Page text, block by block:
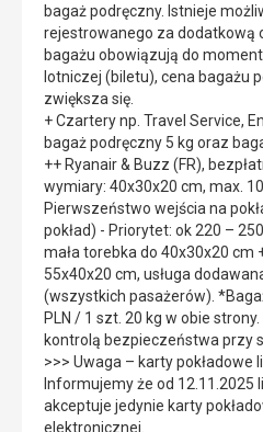
bagaż podręczny. Istnieje
rejestrowanego za dodatkową
bagażu obowiązują do
lotniczej (biletu), cena bagażu
zwiększa się.
+ Czartery np. Travel Service,
bagaż podręczny 5 kg oraz
++ Ryanair & Buzz (FR),
wymiary: 40x30x20 cm, max. 10
Pierwszeństwo wejścia na
pokład) - Priorytet: ok 220 –
mała torebka do 40x30x20 cm
55x40x20 cm, usługa
(wszystkich pasażerów).
PLN / 1 szt. 20 kg w obie
kontrolą bezpieczeństwa przy
>>> Uwaga – karty pokładowe
Informujemy że od 12.11.2025
akceptuje jedynie karty
elektronicznej.